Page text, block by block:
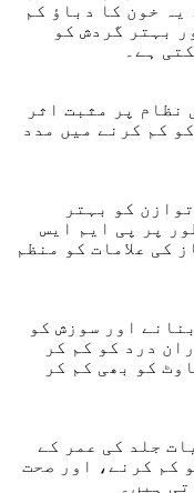
خون کا دباؤ کم
بہتر گردش کو
ہے۔
نظام پر مثبت اثر
کم کرنے میں مدد
کو بہتر
پر پی ایم ایس
کی علامات کو منظم
اور سوزش کو
درد کو کم کر
کو بھی کم کر
جلد کی عمر کے
کم کرنے، اور صحت
ہیں۔